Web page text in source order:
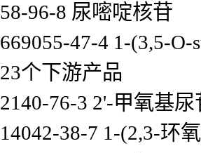
58-96-8 尿嘧啶核苷
669055-47-4 1-(3,5-
23个下游产品
2140-76-3 2'-甲氧基尿
14042-38-7 1-(2,3-环